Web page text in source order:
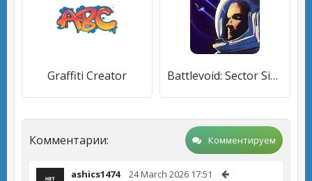
Graffiti Creator Battlevoid: Sector Siege
Комментарии: Комментируем
ashics1474 24 March 2026 17:51